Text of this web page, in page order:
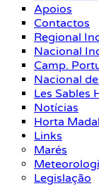
Apoios
Contactos
Regional
Nacional
Camp.
Nacional
Les Sables
Notícias
Horta
Links
Marés
Legislação